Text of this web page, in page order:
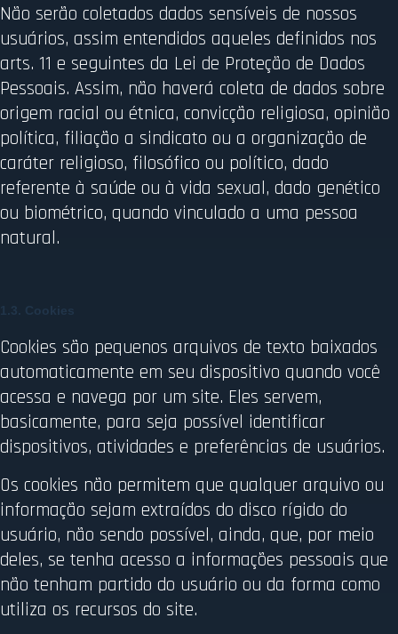
Não serão coletados dados sensíveis de nossos
usuários, assim entendidos aqueles definidos nos
arts. 11 e seguintes da Lei de Proteção de Dados
Pessoais. Assim, não haverá coleta de dados sobre
origem racial ou étnica, convicção religiosa, opinião
política, filiação a sindicato ou a organização de
caráter religioso, filosófico ou político, dado
referente à saúde ou à vida sexual, dado genético
ou biométrico, quando vinculado a uma pessoa
natural.
1.3. Cookies
Cookies são pequenos arquivos de texto baixados
automaticamente em seu dispositivo quando você
acessa e navega por um site. Eles servem,
basicamente, para seja possível identificar
dispositivos, atividades e preferências de usuários.
Os cookies não permitem que qualquer arquivo ou
informação sejam extraídos do disco rígido do
usuário, não sendo possível, ainda, que, por meio
deles, se tenha acesso a informações pessoais que
não tenham partido do usuário ou da forma como
utiliza os recursos do site.